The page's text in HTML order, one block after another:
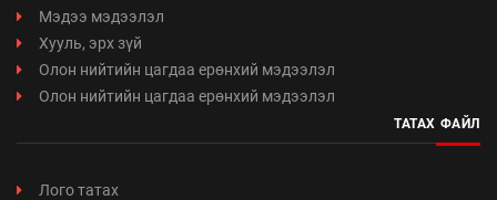
Мэдээ мэдээлэл
Хууль, эрх зүй
Олон нийтийн цагдаа ерөнхий мэдээлэл
Олон нийтийн цагдаа ерөнхий мэдээлэл
ТАТАХ ФАЙЛ
Лого татах